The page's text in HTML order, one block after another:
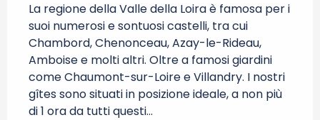
La regione della Valle della Loira è famosa per i
suoi numerosi e sontuosi castelli, tra cui
Chambord, Chenonceau, Azay-le-Rideau,
Amboise e molti altri. Oltre a famosi giardini
come Chaumont-sur-Loire e Villandry. I nostri
gîtes sono situati in posizione ideale, a non più
di 1 ora da tutti questi...